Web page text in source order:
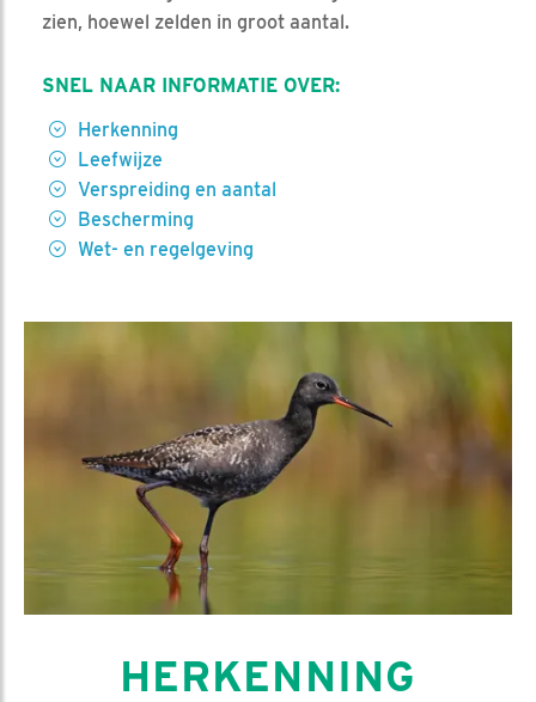
zien, hoewel zelden in groot aantal.
SNEL NAAR INFORMATIE OVER:
Herkenning
Leefwijze
Verspreiding en aantal
Bescherming
Wet- en regelgeving
HERKENNING